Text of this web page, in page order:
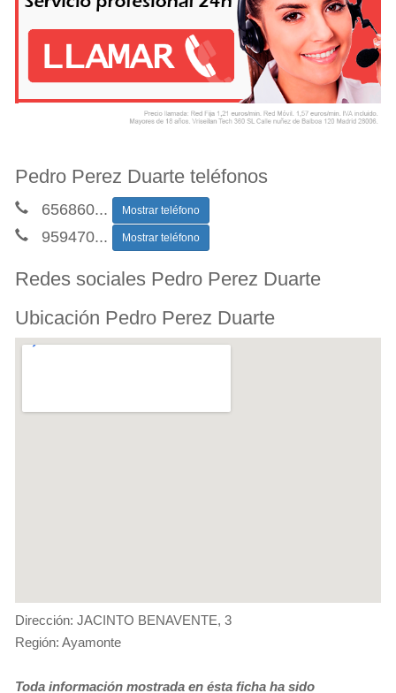
Pedro Perez Duarte teléfonos
656860... Mostrar teléfono
959470... Mostrar teléfono
Redes sociales Pedro Perez Duarte
Ubicación Pedro Perez Duarte
Dirección: JACINTO BENAVENTE, 3
Región: Ayamonte
Toda información mostrada en ésta ficha ha sido